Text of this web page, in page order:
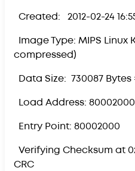
Created: 2012-02-24
Image Type: MIPS Linux
compressed)
Data Size: 730087 Bytes
Load Address: 80002000
Entry Point: 80002000
Verifying Checksum at
CRC